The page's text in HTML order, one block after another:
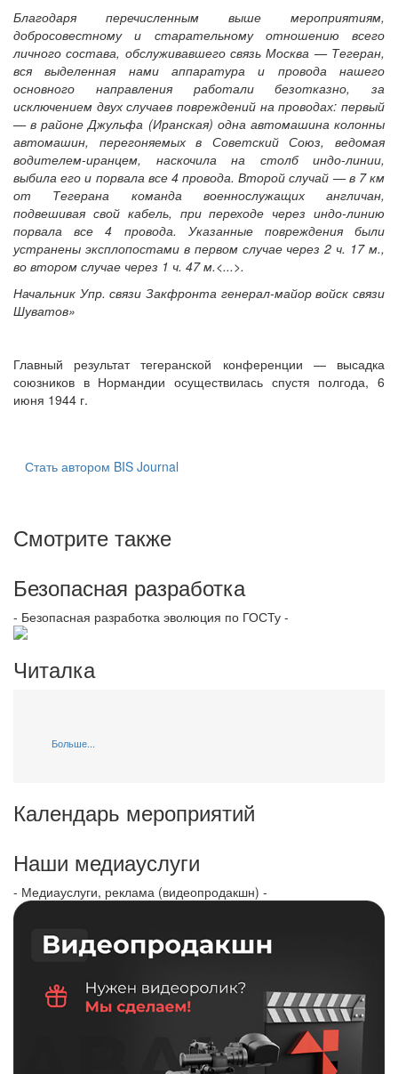
Благодаря перечисленным выше мероприятиям,
добросовестному и старательному отношению всего
личного состава, обслуживавшего связь Москва — Тегеран,
вся выделенная нами аппаратура и провода нашего
основного направления работали безотказно, за
исключением двух случаев повреждений на проводах: первый
— в районе Джульфа (Иранская) одна автомашина колонны
автомашин, перегоняемых в Советский Союз, ведомая
водителем-иранцем, наскочила на столб индо-линии,
выбила его и порвала все 4 провода. Второй случай — в 7 км
от Тегерана команда военнослужащих англичан,
подвешивая свой кабель, при переходе через индо-линию
порвала все 4 провода. Указанные повреждения были
устранены эксплопостами в первом случае через 2 ч. 17 м.,
во втором случае через 1 ч. 47 м.<...>.
Начальник Упр. связи Закфронта генерал-майор войск связи
Шуватов»
Главный результат тегеранской конференции — высадка
союзников в Нормандии осуществилась спустя полгода, 6
июня 1944 г.
Стать автором BIS Journal
Смотрите также
Безопасная разработка
- Безопасная разработка эволюция по ГОСТу -
Читалка
Больше...
Календарь мероприятий
Наши медиауслуги
- Медиауслуги, реклама (видеопродакшн) -